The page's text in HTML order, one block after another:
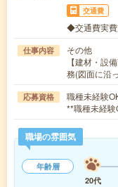
交通費
◆交通費実費
仕事内容
その他
【建材・設
務(図面に沿
応募資格
職種未経験
**職種未経
職場の雰囲気
年齢層
20代